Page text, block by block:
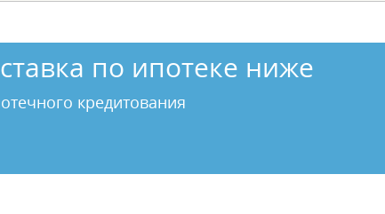
по ипотеке ниже
кредитования